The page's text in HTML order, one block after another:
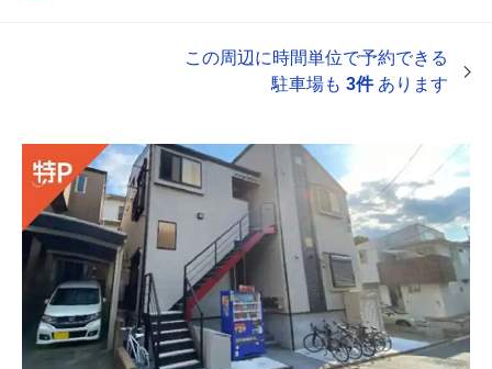
この周辺に時間単位で予約できる
駐車場も 3件あります